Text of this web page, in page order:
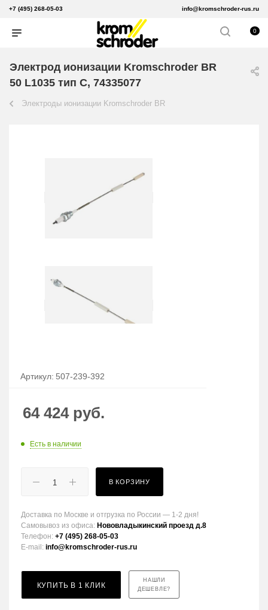
+7 (495) 268-05-03 info@kromschroder-rus.ru
0
Электрод ионизации Kromschroder BR
50 L1035 тип C, 74335077
Электроды ионизации Kromschroder BR
Артикул: 507-239-392
64 424руб.
Есть в наличии
В КОРЗИНУ
Доставка по Москве и отгрузка по России — 1-2 дня!
Самовывоз из офиса: Нововладыкинский проезд д.8
Телефон: +7 (495) 268-05-03
E-mail: info@kromschroder-rus.ru
КУПИТЬ В 1 КЛИК
НАШЛИ
ДЕШЕВЛЕ?